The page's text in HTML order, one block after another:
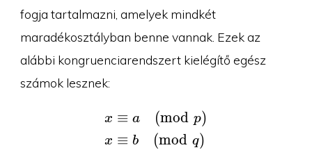
fogja tartalmazni, amelyek mindkét
maradékosztályban benne vannak. Ezek az
alábbi kongruenciarendszert kielégítő egész
számok lesznek:
x
x
≡ a (mod p)
≡ b (mod q)